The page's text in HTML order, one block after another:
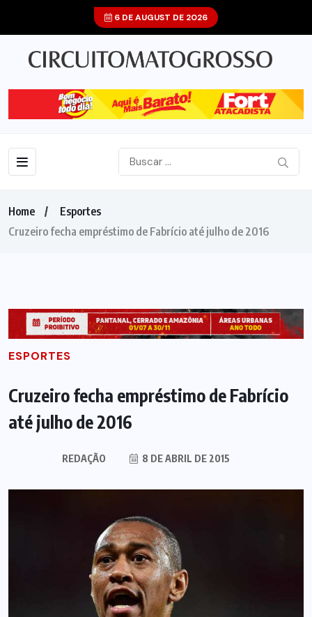
6 DE AUGUST DE 2026
Home
Esportes
Cruzeiro fecha empréstimo de Fabrício até julho de 2016
ESPORTES
Cruzeiro fecha empréstimo de Fabrício
até julho de 2016
REDAÇÃO 8 DE ABRIL DE 2015